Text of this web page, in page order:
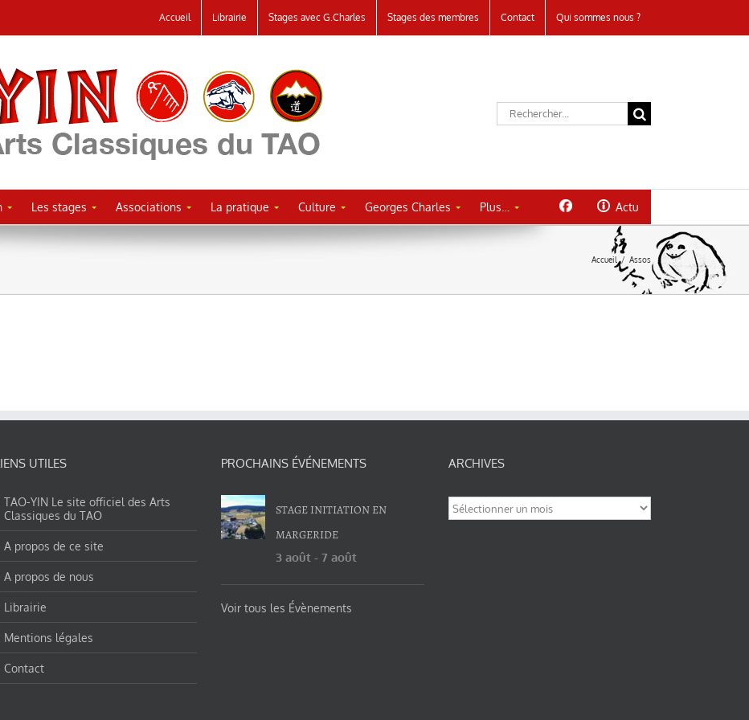
Accueil Librairie Stages avec G.Charles Stages des membres Contact Qui sommes nous ?
Rechercher:
Les stages Associations La pratique Culture Georges Charles Plus… Actu
Accueil / Assos
UTILES
TAO-YIN Le site officiel des Arts
Classiques du TAO
A propos de ce site
A propos de nous
Librairie
Mentions légales
Contact
PROCHAINS ÉVÉNEMENTS
STAGE INITIATION EN
MARGERIDE
3 août -7 août
Voir tous les Évènements
ARCHIVES
Archives